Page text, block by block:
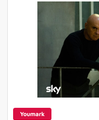
Youmark